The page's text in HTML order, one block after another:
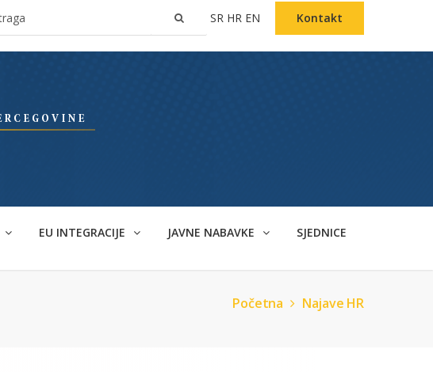
SR HR EN Kontakt
EU INTEGRACIJE JAVNE NABAVKE SJEDNICE
Početna Najave HR